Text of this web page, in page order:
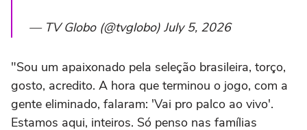
— TV Globo (@tvglobo) July 5, 2026
"Sou um apaixonado pela seleção brasileira, torço,
gosto, acredito. A hora que terminou o jogo, com a
gente eliminado, falaram: 'Vai pro palco ao vivo'.
Estamos aqui, inteiros. Só penso nas famílias